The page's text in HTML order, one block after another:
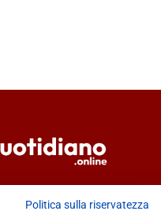
Politica sulla riservatezza